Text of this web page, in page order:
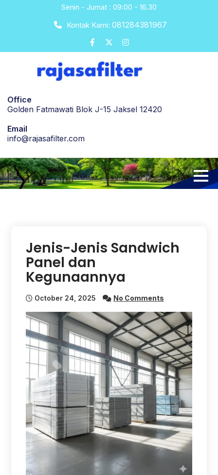
Senin - Jumat : 09:00 - 16.30
Kontak Kami: 081284381967
Office
Golden Fatmawati Blok J-15 Jaksel 12420
Email
info@rajasafilter.com
Jenis-Jenis Sandwich
Panel dan
Kegunaannya
October 24, 2025 No Comments